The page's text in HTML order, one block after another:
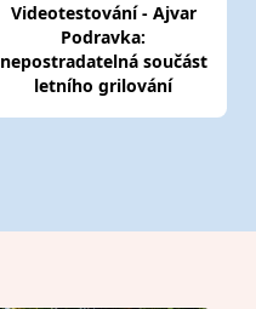
Videotestování - Ajvar
Podravka:
nepostradatelná součást
letního grilování